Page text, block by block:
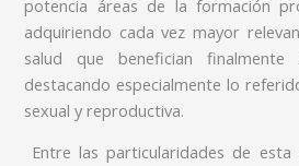
potencia áreas de la formación
adquiriendo cada vez mayor
salud que benefician finalmente
destacando especialmente lo
sexual y reproductiva.
Entre las particularidades de